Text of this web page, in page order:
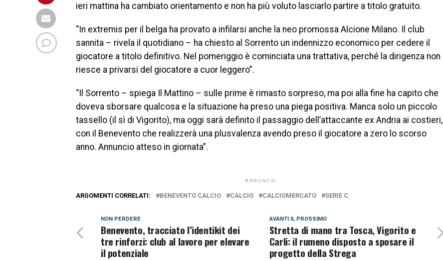
ieri mattina ha cambiato orientamento e non ha più voluto lasciarlo partire a titolo gratuito.
“In extremis per il belga ha provato a infilarsi anche la neo promossa Alcione Milano. Il club
sannita – rivela il quotidiano – ha chiesto al Sorrento un indennizzo economico per cedere il
giocatore a titolo definitivo. Nel pomeriggio è cominciata una trattativa, perché la dirigenza non
riesce a privarsi del giocatore a cuor leggero”.
“Il Sorrento – spiega Il Mattino – sulle prime è rimasto sorpreso, ma poi alla fine ha capito che
doveva sborsare qualcosa e la situazione ha preso una piega positiva. Manca solo un piccolo
tassello (il sì di Vigorito), ma oggi sarà definito il passaggio dell’attaccante ex Andria ai costieri,
con il Benevento che realizzerà una plusvalenza avendo preso il giocatore a zero lo scorso
anno. Annuncio atteso in giornata”.
ANNUNCIO
ARGOMENTI CORRELATI: BENEVENTO CALCIO CALCIO CALCIOMERCATO SERIE C
AVANTI IL ​​PROSSIMO
Stretta di mano tra Tosca, Vigorito e
Carli: il rumeno disposto a sposare il
progetto della Strega
NON PERDERE
Benevento, tracciato l’identikit dei
tre rinforzi: club al lavoro per elevare
il potenziale